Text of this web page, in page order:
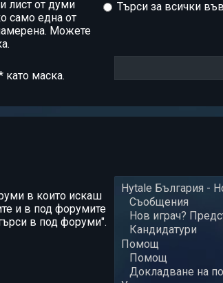
лист от думи
само една от
Можете
Търси за всички
като маска.
в които искаш
и в под форумите
в под форуми".